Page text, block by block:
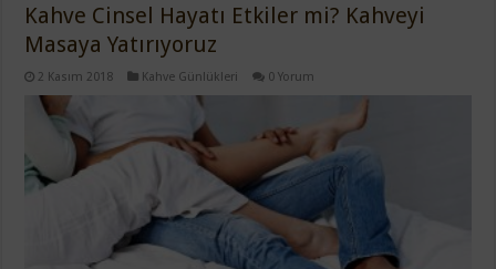
Kahve Cinsel Hayatı Etkiler mi? Kahveyi
Masaya Yatırıyoruz
2 Kasım 2018 Kahve Günlükleri 0 Yorum